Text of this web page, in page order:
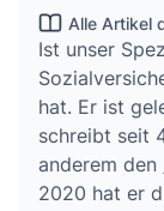
Alle Artikel
Ist unser
hat. Er ist
schreibt seit
anderem den
2020 hat er